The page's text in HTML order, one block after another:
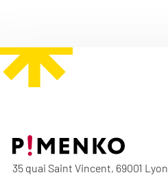
35 quai Saint Vincent, 69001 Lyon